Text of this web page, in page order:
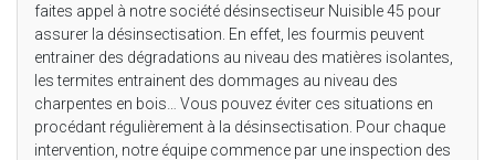
faites appel à notre société désinsectiseur Nuisible 45 pour
assurer la désinsectisation. En effet, les fourmis peuvent
entrainer des dégradations au niveau des matières isolantes,
les termites entrainent des dommages au niveau des
charpentes en bois… Vous pouvez éviter ces situations en
procédant régulièrement à la désinsectisation. Pour chaque
intervention, notre équipe commence par une inspection des